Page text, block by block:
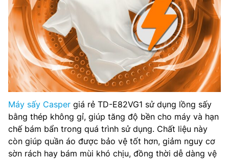
Máy sấy Casper giá rẻ TD-E82VG1 sử dụng lồng sấy
bằng thép không gỉ, giúp tăng độ bền cho máy và hạn
chế bám bẩn trong quá trình sử dụng. Chất liệu này
còn giúp quần áo được bảo vệ tốt hơn, giảm nguy cơ
sờn rách hay bám mùi khó chịu, đồng thời dễ dàng vệ